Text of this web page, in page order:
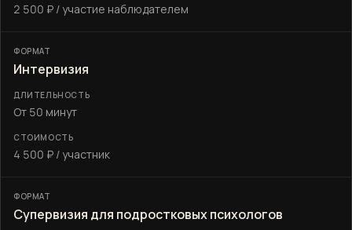
2 500 ₽ / участие наблюдателем
Интервизия
От 50 минут
4 500 ₽ / участник
Супервизия для подростковых психологов